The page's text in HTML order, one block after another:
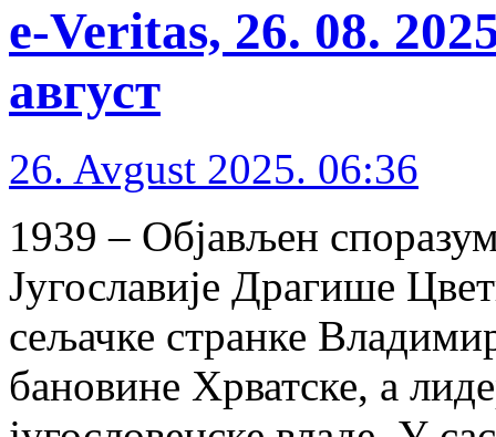
e-Veritas, 26. 08.
август
26. Avgust 2025. 06:36
1939 – Објављен
Југославије Драгише
сељачке странке
бановине Хрватске, а